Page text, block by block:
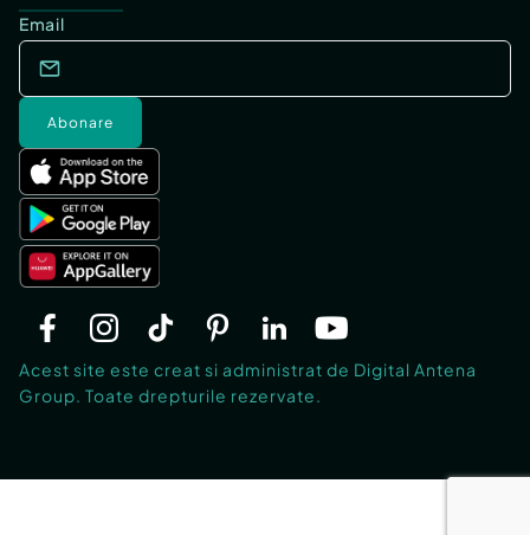
Email
Abonare
Acest site este creat si administrat de Digital Antena
Group. Toate drepturile rezervate.